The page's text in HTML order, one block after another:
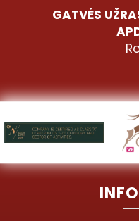
GATVĖS